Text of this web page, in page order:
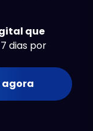
que
dias por
agora